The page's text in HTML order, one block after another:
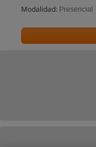
Modalidad: Presencial